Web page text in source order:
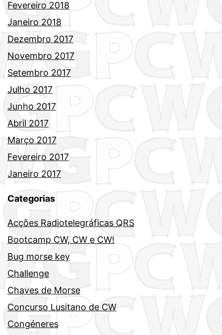
Fevereiro 2018
Janeiro 2018
Dezembro 2017
Novembro 2017
Setembro 2017
Julho 2017
Junho 2017
Abril 2017
Março 2017
Fevereiro 2017
Janeiro 2017
Categorias
Acções Radiotelegráficas QRS
Bootcamp CW, CW e CW!
Bug morse key
Challenge
Chaves de Morse
Concurso Lusitano de CW
Congéneres